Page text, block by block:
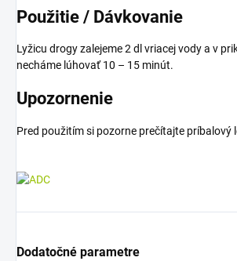
Použitie / Dávkovanie
Lyžicu drogy zalejeme 2 dl vriacej vody a v
necháme lúhovať 10 – 15 minút.
Upozornenie
Pred použitím si pozorne prečítajte príbalový
Dodatočné parametre